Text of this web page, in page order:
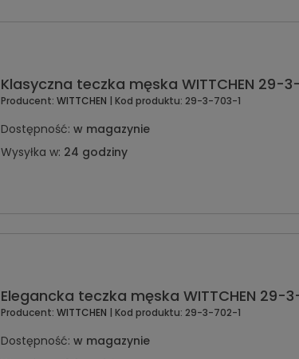
Klasyczna teczka męska WITTCHEN 29-
Producent: WITTCHEN | Kod produktu: 29-3-703-1
Dostępność: w magazynie
Wysyłka w: 24 godziny
Elegancka teczka męska WITTCHEN 29-
Producent: WITTCHEN | Kod produktu: 29-3-702-1
Dostępność: w magazynie